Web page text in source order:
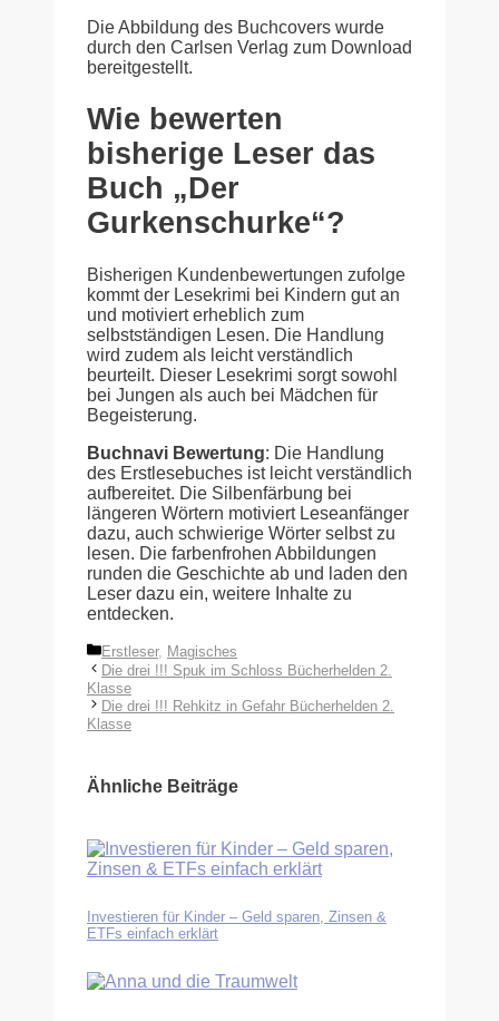
Die Abbildung des Buchcovers wurde
durch den Carlsen Verlag zum Download
bereitgestellt.
Wie bewerten
bisherige Leser das
Buch „Der
Gurkenschurke“?
Bisherigen Kundenbewertungen zufolge
kommt der Lesekrimi bei Kindern gut an
und motiviert erheblich zum
selbstständigen Lesen. Die Handlung
wird zudem als leicht verständlich
beurteilt. Dieser Lesekrimi sorgt sowohl
bei Jungen als auch bei Mädchen für
Begeisterung.
Buchnavi Bewertung: Die Handlung
des Erstlesebuches ist leicht verständlich
aufbereitet. Die Silbenfärbung bei
längeren Wörtern motiviert Leseanfänger
dazu, auch schwierige Wörter selbst zu
lesen. Die farbenfrohen Abbildungen
runden die Geschichte ab und laden den
Leser dazu ein, weitere Inhalte zu
entdecken.
Kategorien
Erstleser, Magisches
Die drei !!! Spuk im Schloss Bücherhelden 2.
Klasse
Die drei !!! Rehkitz in Gefahr Bücherhelden 2.
Klasse
Ähnliche Beiträge
Investieren für Kinder – Geld sparen, Zinsen &
ETFs einfach erklärt